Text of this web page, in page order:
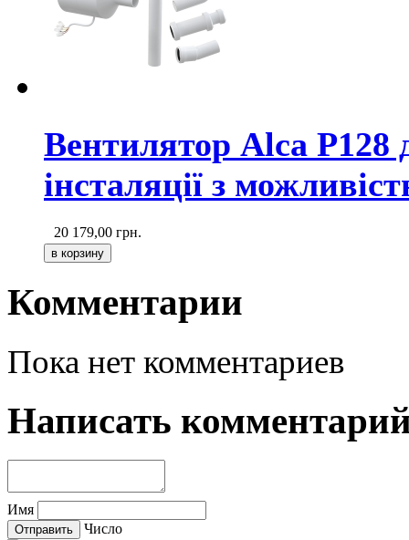
Вентилятор Alca P128
інсталяції з
20 179,00 грн.
Комментарии
Пока нет комментариев
Написать
Имя
Число